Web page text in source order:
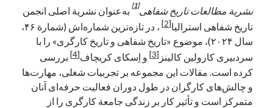
نشریة مطالعات تاریخ شفاهی
[1]
به‌عنوان نشریة اصلی انجمن
تاریخ شفاهی استرالیا[2]
، در تازه‌ترین شماره‌اش (شمارة ۴۶،
سال ۲۰۲۴)، موضوع «تاریخ شفاهی و تاریخ کارگری» را با
سردبیری کارولین کالینز [3] و اِسکای کریچاف[4]
بررسی
کرده است. مقالات این مجموعه بر تجربیات شغلی، مهارت‌ها
و چالش‌های کارگران در طول دوران فعالیت حرفه‌ای آنان
متمرکز است و تأثیر کار بر زندگی جامعة کارگری را از